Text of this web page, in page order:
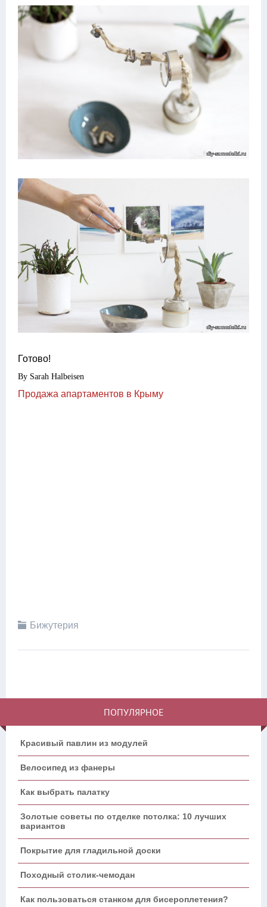
Готово!
By Sarah Halbeisen
Продажа апартаментов в Крыму
Бижутерия
ПОПУЛЯРНОЕ
Красивый павлин из модулей
Велосипед из фанеры
Как выбрать палатку
Золотые советы по отделке потолка: 10 лучших
вариантов
Покрытие для гладильной доски
Походный столик-чемодан
Как пользоваться станком для бисероплетения?